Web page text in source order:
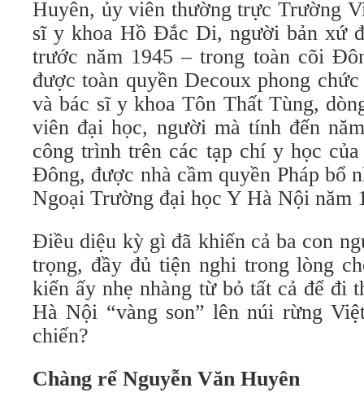
Huyên, ủy viên thường trực Trường
sĩ y khoa Hồ Đắc Di, người bản xứ
trước năm 1945 – trong toàn cõi
được toàn quyền Decoux phong
và bác sĩ y khoa Tôn Thất Tùng,
viên đại học, người mà tính đến
công trình trên các tạp chí y học
Đông, được nhà cầm quyền Pháp bổ
Ngoại Trường đại học Y Hà Nội năm
Điều diệu kỳ gì đã khiến cả ba con
trọng, đầy đủ tiện nghi trong lòng
kiến ấy nhẹ nhàng từ bỏ tất cả để đi
Hà Nội “vàng son” lên núi rừng
chiến?
Chàng rể Nguyễn Văn Huyên